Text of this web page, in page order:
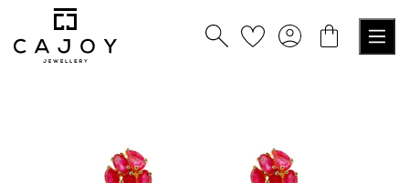
principale